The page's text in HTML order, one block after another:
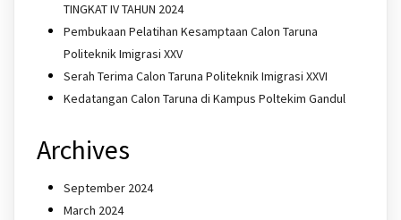
TINGKAT IV TAHUN 2024
Pembukaan Pelatihan Kesamptaan Calon Taruna
Politeknik Imigrasi XXV
Serah Terima Calon Taruna Politeknik Imigrasi XXVI
Kedatangan Calon Taruna di Kampus Poltekim Gandul
Archives
September 2024
March 2024